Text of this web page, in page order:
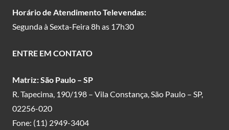
Horário de Atendimento Televendas:
Segunda à Sexta-Feira 8h as 17h30
ENTRE EM CONTATO
Matriz: São Paulo – SP
R. Tapecima, 190/198 – Vila Constança, São Paulo – SP,
02256-020
Fone: (11) 2949-3404